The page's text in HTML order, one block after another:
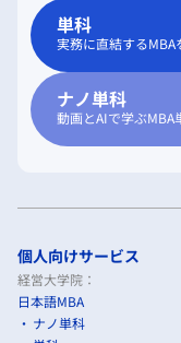
単科
実務に直結するMBA
ナノ単科
動画とAIで学ぶMBA
個人向けサービス
経営大学院：
日本語MBA
ナノ単科